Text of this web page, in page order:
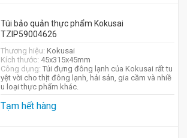
Túi bảo quản thực phẩm Kokusai
TZIP59004626
Thương hiệu: Kokusai
Kích thước: 45x315x45mm
Công dụng: Túi đựng đông lạnh của Kokusai rất tu
yệt vời cho thịt đông lạnh, hải sản, gia cầm và nhiề
u loại thực phẩm khác.
Tạm hết hàng